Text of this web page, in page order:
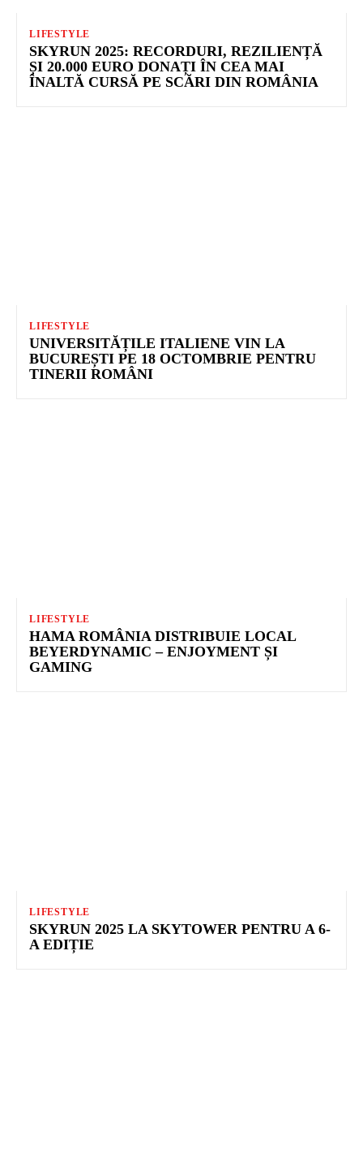
LIFESTYLE
SKYRUN 2025: RECORDURI, REZILIENȚĂ
ȘI 20.000 EURO DONAȚI ÎN CEA MAI
ÎNALTĂ CURSĂ PE SCĂRI DIN ROMÂNIA
LIFESTYLE
UNIVERSITĂȚILE ITALIENE VIN LA
BUCUREȘTI PE 18 OCTOMBRIE PENTRU
TINERII ROMÂNI
LIFESTYLE
HAMA ROMÂNIA DISTRIBUIE LOCAL
BEYERDYNAMIC – ENJOYMENT ȘI
GAMING
LIFESTYLE
SKYRUN 2025 LA SKYTOWER PENTRU A 6-
A EDIȚIE